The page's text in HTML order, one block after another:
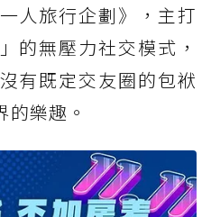
人旅行企劃》，主打
的無壓力社交模式，
有既定交友圈的包袱
樂趣。